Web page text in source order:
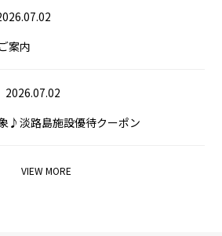
案内
2026.07.02
♪淡路島施設優待クーポン
VIEW MORE